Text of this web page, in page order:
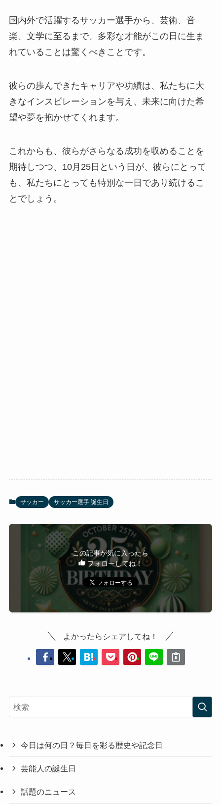
国内外で活躍するサッカー選手から、芸術、音
楽、文学に至るまで、多彩な才能がこの日に生ま
れていることは驚くべきことです。
彼らの歩んできたキャリアや功績は、私たちに大
きなインスピレーションを与え、未来に向けた希
望や夢を抱かせてくれます。
これからも、彼らがさらなる成功を収めることを
期待しつつ、10月25日という日が、彼らにとって
も、私たちにとっても特別な一日であり続けるこ
とでしょう。
サッカー サッカー選手 誕生日
この記事が気に入ったら
フォローしてね！
よかったらシェアしてね！
今日は何の日？毎日を彩る歴史や記念日
芸能人の誕生日
話題のニュース